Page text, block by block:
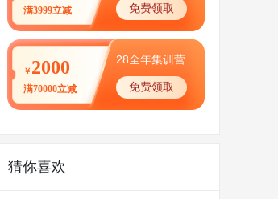
满3999立减 免费领取
￥ 2000
满70000立减 免费领取
猜你喜欢